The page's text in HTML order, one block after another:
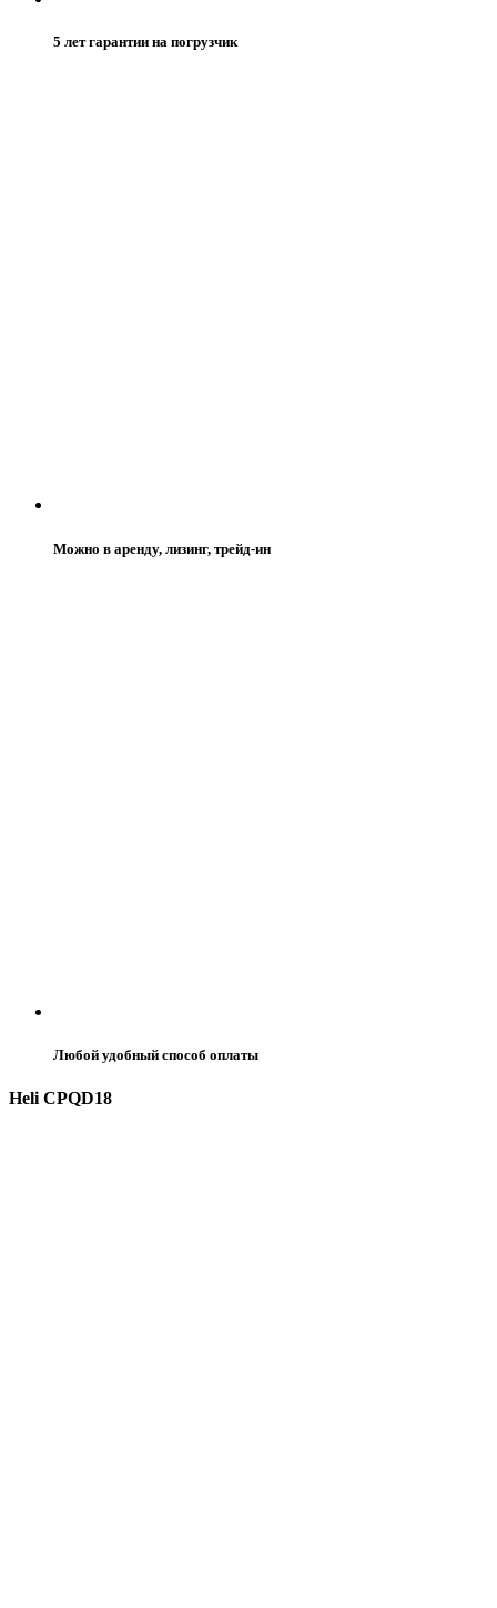
5 лет гарантии на погрузчик
Можно в аренду, лизинг, трейд-ин
Любой удобный способ оплаты
Heli CPQD18